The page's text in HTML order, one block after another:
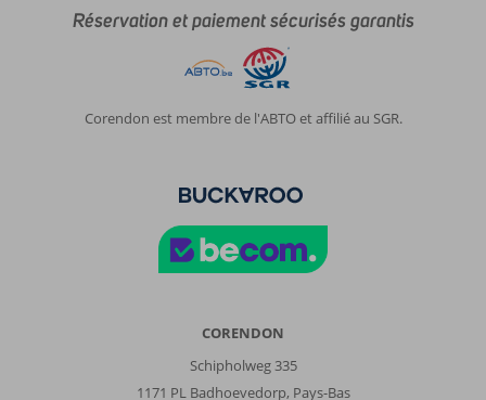
Réservation et paiement sécurisés garantis
Corendon est membre de l'ABTO et affilié au SGR.
CORENDON
Schipholweg 335
1171 PL Badhoevedorp, Pays-Bas